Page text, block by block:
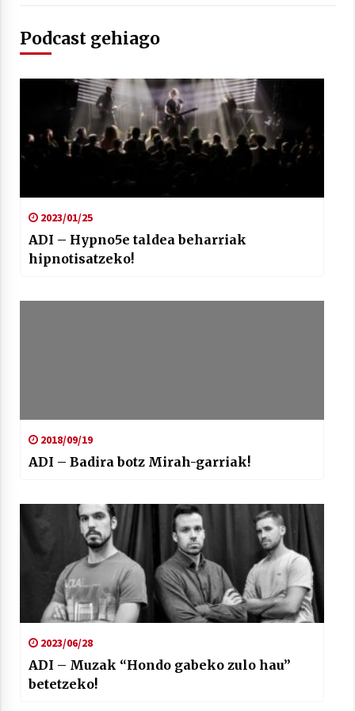
Arrosaren laburpen bideoa Hamaika
Telebistaren eskutik
2021/06/30
Podcast gehiago
2023/01/25
ADI – Hypno5e taldea beharriak
hipnotisatzeko!
2018/09/19
ADI – Badira botz Mirah-garriak!
2023/06/28
ADI – Muzak “Hondo gabeko zulo hau”
betetzeko!